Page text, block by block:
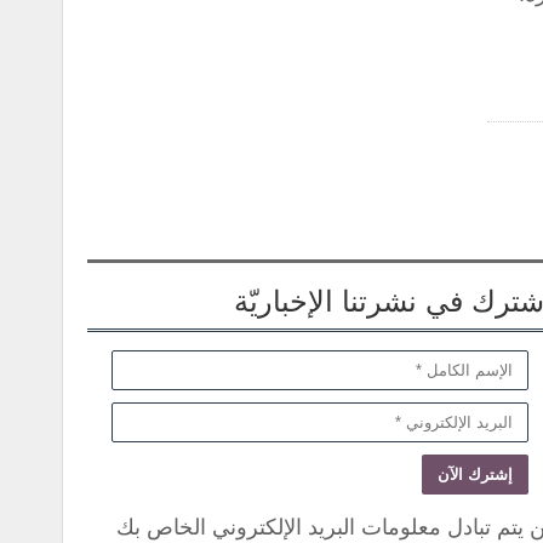
إشترك في نشرتنا الإخباريّة
يتم تبادل معلومات البريد الإلكتروني الخاص بك